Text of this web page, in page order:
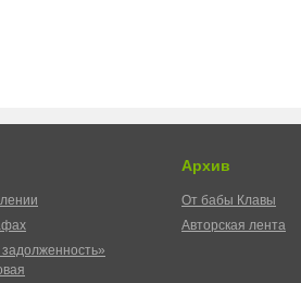
Архив
От бабы Клавы
Авторская лента